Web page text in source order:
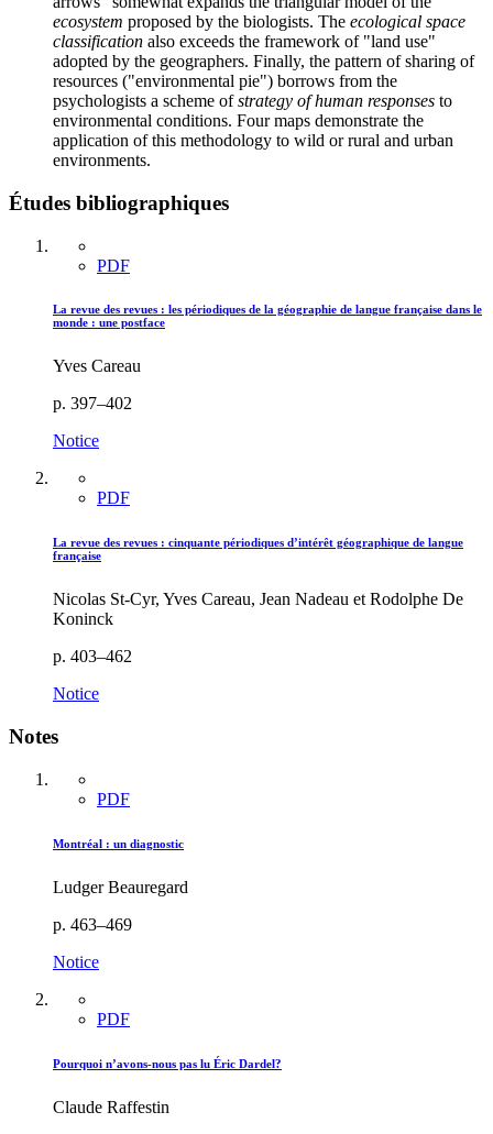
ecosystem proposed by the biologists. The ecological space
classification also exceeds the framework of "land use"
adopted by the geographers. Finally, the pattern of sharing of
resources ("environmental pie") borrows from the
psychologists a scheme ofstrategy of human responses to
environmental conditions. Four maps demonstrate the
application of this methodology to wild or rural and urban
environments.
Études bibliographiques
PDF
La revue des revues : les périodiques de la géographie de langue française dans le
monde : une postface
Yves Careau
p. 397–402
Notice
PDF
La revue des revues : cinquante périodiques d’intérêt géographique de langue
française
Nicolas St-Cyr, Yves Careau, Jean Nadeau et Rodolphe De
Koninck
p. 403–462
Notice
Notes
PDF
Montréal : un diagnostic
Ludger Beauregard
p. 463–469
Notice
PDF
Pourquoi n’avons-nous pas lu Éric Dardel?
Claude Raffestin